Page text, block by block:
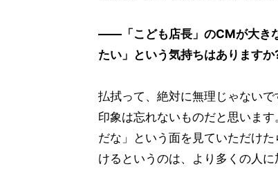
――「こども店長」のCMが大き
たい」という気持ちはありますか
払拭って、絶対に無理じゃない
印象は忘れないものだと思いま
だな」という面を見ていただけ
けるというのは、より多くの人